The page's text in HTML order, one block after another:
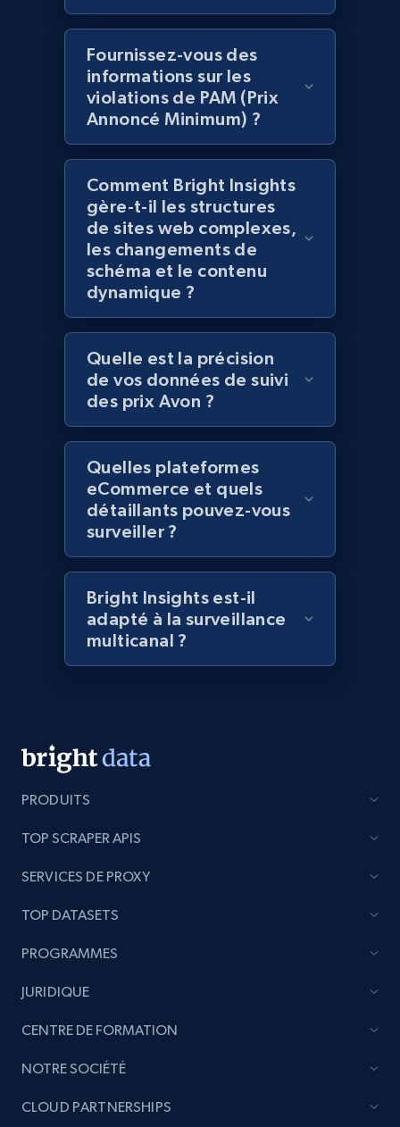
Amazon products global dataset -
Collecting products by keyword search
Title, Seller name, Brand, Description, Initial
price, Currency, Availability, Reviews count, and
Amazon products global dataset - Collects
products by best sellers category URL
Title, Seller name, Brand, Description, Initial
price, Currency, Availability, Reviews count, and
2.1K+ 375+ Commencer
Amazon products global dataset - Collect
Amazon products by seller URL
Title, Seller name, Brand, Description, Initial
price, Currency, Availability, Reviews count, and
more.
2.1K+ 375+ Commencer
price, Currency, Availability, Reviews count, and
more.
Etsy
Reviews count shop, Reviews count item, Initial
1.9K+ 323+
Etsy - Collect data on products using
Fournissez-vous des
informations sur les
violations de PAM (Prix
Annoncé Minimum) ?
Comment Bright Insights
gère-t-il les structures
de sites web complexes,
les changements de
schéma et le contenu
dynamique ?
Quelle est la précision
de vos données de suivi
des prix Avon ?
Quelles plateformes
eCommerce et quels
détaillants pouvez-vous
surveiller ?
Bright Insights est-il
adapté à la surveillance
multicanal ?
PRODUITS
TOP SCRAPER APIS
SERVICES DE PROXY
TOP DATASETS
PROGRAMMES
JURIDIQUE
CENTRE DE FORMATION
NOTRE SOCIÉTÉ
CLOUD PARTNERSHIPS